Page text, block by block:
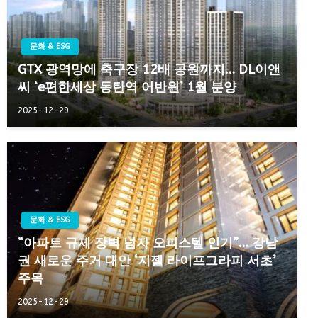
문화 & ESG
GTX 광역망에 축구장 12배 공원까지… DL이앤
씨 ‘e편한세상 동탄역 어반원’ 1월 분양
2025-12-29
문화 & ESG
“아파트 규제 장벽 넘자 오피스텔 인기”… 강남
권 새로운 주거 대안 ‘지젤 라이프그라피 서초’
주목
2025-12-29